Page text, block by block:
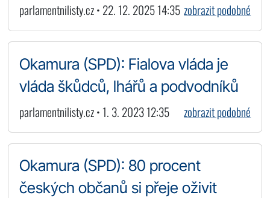
parlamentnilisty.cz • 22. 12. 2025 14:35 zobrazit podobné
Okamura (SPD): Fialova vláda je
vláda škůdců, lhářů a podvodníků
parlamentnilisty.cz • 1. 3. 2023 12:35 zobrazit podobné
Okamura (SPD): 80 procent
českých občanů si přeje oživit